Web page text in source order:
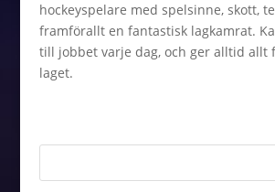
hockeyspelare med spelsinne, skott,
framförallt en fantastisk lagkamrat.
till jobbet varje dag, och ger alltid allt
laget.